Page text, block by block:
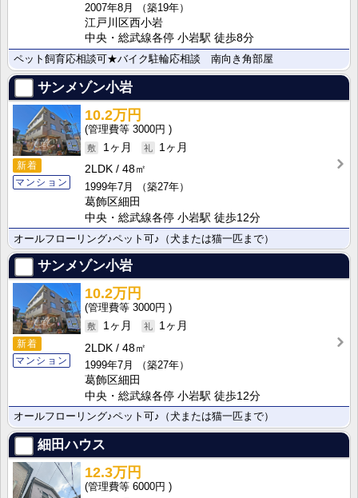
2007年8月
（築19年）
江戸川区西小岩
中央・総武線各停 小岩駅 徒歩8分
ペット飼育応相談可★バイク駐輪応相談 南向き角部屋
サンメゾン小岩
新着
マンション
10.2万円
3000円
1ヶ月
1ヶ月
2LDK
48㎡
1999年7月
（築27年）
葛飾区細田
中央・総武線各停 小岩駅 徒歩12分
オールフローリング♪ペット可♪（犬または猫一匹まで）
サンメゾン小岩
新着
マンション
10.2万円
3000円
1ヶ月
1ヶ月
2LDK
48㎡
1999年7月
（築27年）
葛飾区細田
中央・総武線各停 小岩駅 徒歩12分
オールフローリング♪ペット可♪（犬または猫一匹まで）
細田ハウス
12.3万円
6000円